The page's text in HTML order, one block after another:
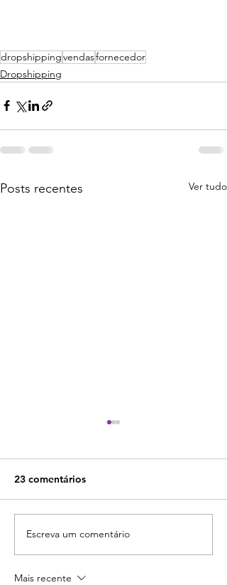
dropshippingvendasfornecedor
Dropshipping
Posts recentes Ver tudo
Curso "Drop na prática"
do Douglas Souza: vale a
23 comentários
Escreva um comentário
Mais recente